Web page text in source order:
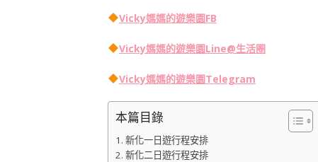
Vicky媽媽的遊樂園FB
Vicky媽媽的遊樂園Line@生活圈
Vicky媽媽的遊樂園Telegram
本篇目錄
新化一日遊行程安排
新化二日遊行程安排